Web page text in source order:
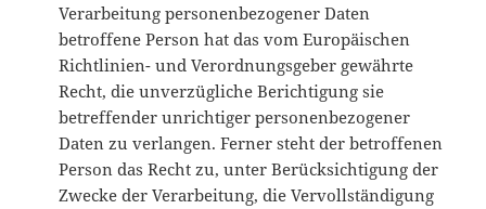
Verarbeitung personenbezogener Daten
betroffene Person hat das vom Europäischen
Richtlinien- und Verordnungsgeber gewährte
Recht, die unverzügliche Berichtigung sie
betreffender unrichtiger personenbezogener
Daten zu verlangen. Ferner steht der betroffenen
Person das Recht zu, unter Berücksichtigung der
Zwecke der Verarbeitung, die Vervollständigung